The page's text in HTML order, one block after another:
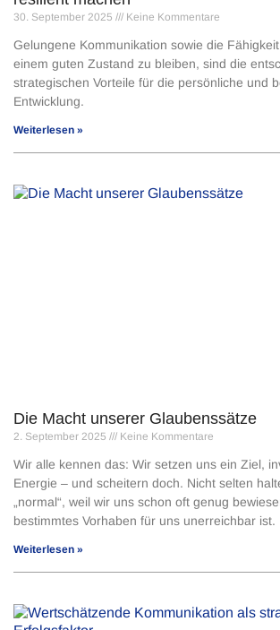
30. September 2025 Keine Kommentare
Gelungene Kommunikation sowie die
einem guten Zustand zu bleiben, sind die
strategischen Vorteile für die persönliche und
Entwicklung.
Weiterlesen »
Die Macht unserer Glaubenssätze
2. September 2025 Keine Kommentare
Wir alle kennen das: Wir setzen uns ein Ziel,
Energie – und scheitern doch. Nicht selten
„normal“, weil wir uns schon oft genug
bestimmtes Vorhaben für uns unerreichbar ist.
Weiterlesen »